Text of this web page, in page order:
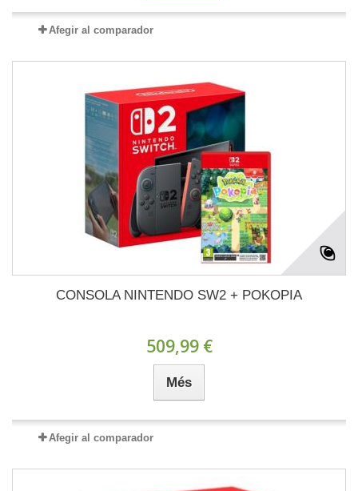
Afegir al comparador
CONSOLA NINTENDO SW2 + POKOPIA
509,99 €
Més
Afegir al comparador